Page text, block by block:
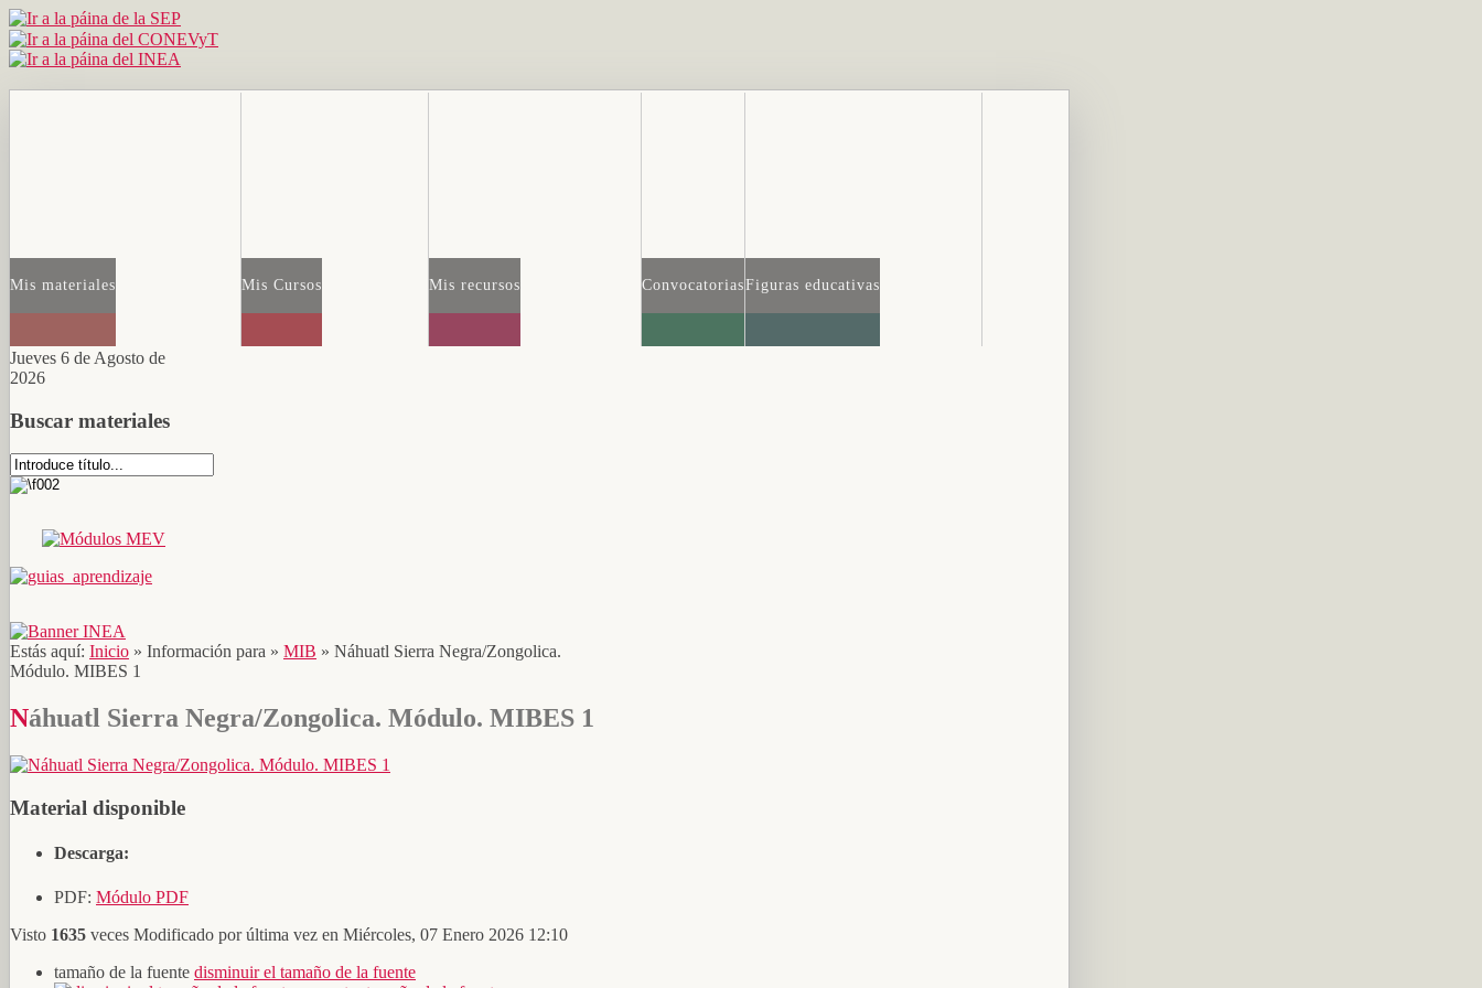
Mis materiales Mis Cursos Mis recursos ConvocatoriasFiguras educativas
Jueves 6 de Agosto de
2026
Buscar materiales
Estás aquí: Inicio » Información para » MIB » Náhuatl Sierra Negra/Zongolica.
Módulo. MIBES 1
Náhuatl Sierra Negra/Zongolica. Módulo. MIBES 1
Material disponible
Descarga:
PDF: Módulo PDF
Visto 1635 veces Modificado por última vez en Miércoles, 07 Enero 2026 12:10
tamaño de la fuente disminuir el tamaño de la fuente